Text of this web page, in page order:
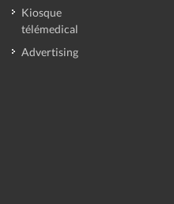
Kiosque
télémedical
Advertising